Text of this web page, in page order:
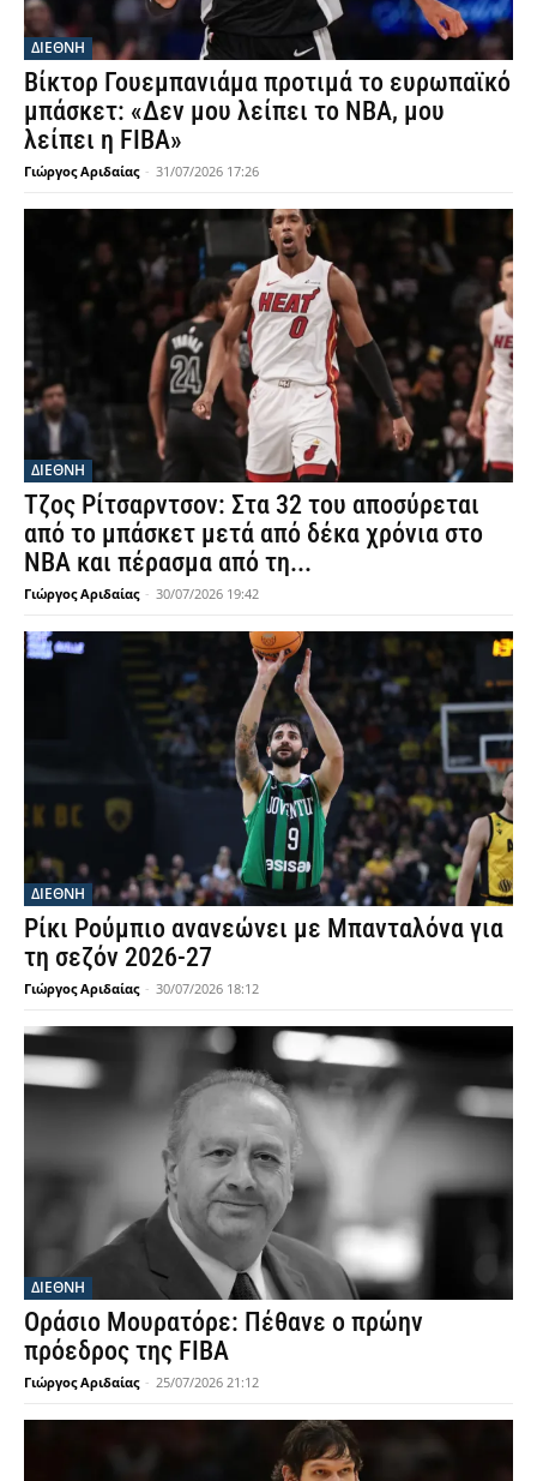
ΔΙΕΘΝΗ
Βίκτορ Γουεμπανιάμα προτιμά το ευρωπαϊκό
μπάσκετ: «Δεν μου λείπει το NBA, μου
λείπει η FIBA»
Γιώργος Αριδαίας - 31/07/2026 17:26
ΔΙΕΘΝΗ
Τζος Ρίτσαρντσον: Στα 32 του αποσύρεται
από το μπάσκετ μετά από δέκα χρόνια στο
NBA και πέρασμα από τη...
Γιώργος Αριδαίας - 30/07/2026 19:42
ΔΙΕΘΝΗ
Ρίκι Ρούμπιο ανανεώνει με Μπανταλόνα για
τη σεζόν 2026-27
Γιώργος Αριδαίας - 30/07/2026 18:12
ΔΙΕΘΝΗ
Οράσιο Μουρατόρε: Πέθανε ο πρώην
πρόεδρος της FIBA
Γιώργος Αριδαίας - 25/07/2026 21:12